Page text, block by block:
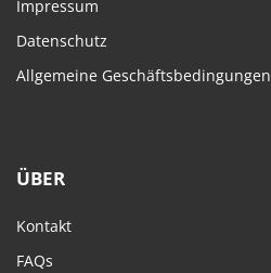
Impressum
Datenschutz
Allgemeine Geschäftsbedingungen
ÜBER
Kontakt
FAQs